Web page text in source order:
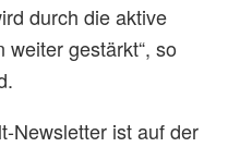
durch die aktive
gestärkt“, so
Newsletter ist auf der